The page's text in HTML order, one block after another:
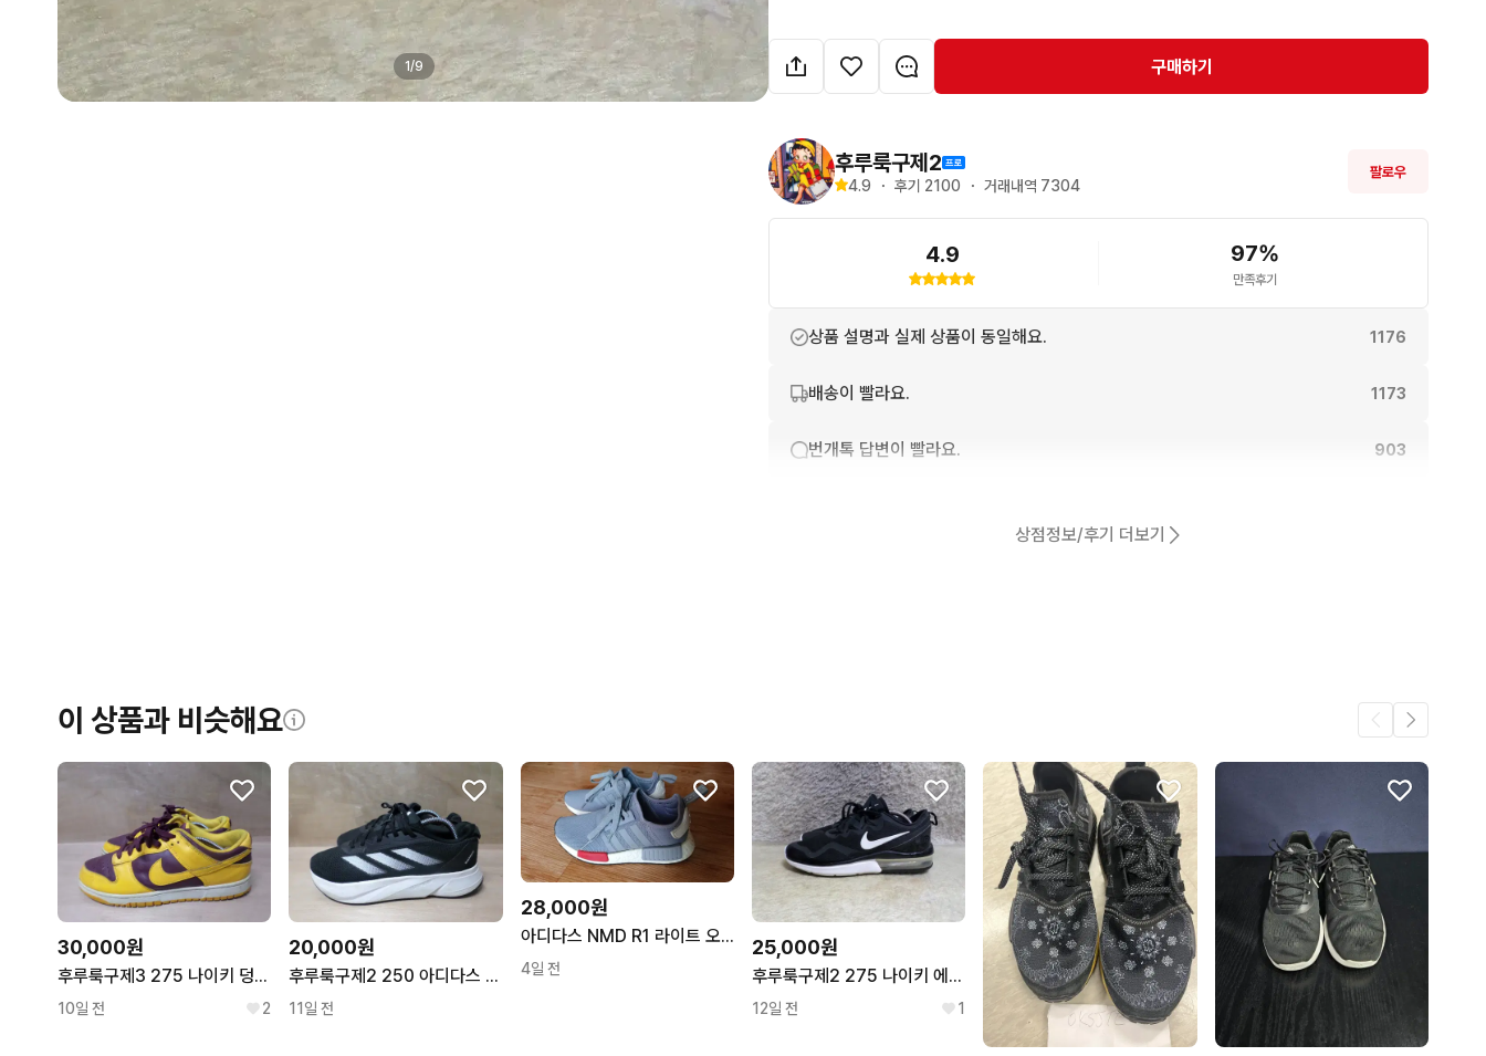
1/9
택배비는 4000원 입니다 제주는 6000원 입니다
구매하기
후루룩구제2
4.9 ・ 후기 2100 ・ 거래내역 7304
팔로우
4.9 97%
만족후기
상품 설명과 실제 상품이 동일해요. 1176
배송이 빨라요. 1173
번개톡 답변이 빨라요. 903
상점정보/후기 더보기
이 상품과 비슷해요
30,000원
후루룩구제3 275 나이키 덩크로우 챔피온쉽 골드 운동화260726
10일 전 2
20,000원
후루룩구제2 250 아디다스 듀라모sl 블랙 운동화 260725
11일 전
28,000원
아디다스 NMD R1 라이트 오닉스 230mm
4일 전
25,000원
후루룩구제2 275 나이키 에어맥스 퓨리 블랙 운동화 260724
12일 전 1